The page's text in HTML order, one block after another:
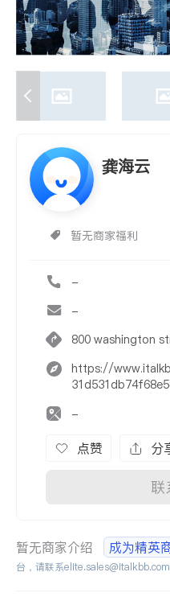
龚海云
暂无商家福利
-
-
800 washington
https://
-
点赞 分
联
暂无商家介绍 成为精英
台，请联系elite.sales@italkbb.com